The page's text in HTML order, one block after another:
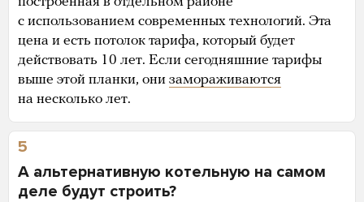
с использованием современных технологий. Эта
цена и есть потолок тарифа, который будет
действовать 10 лет. Если сегодняшние тарифы
выше этой планки, они замораживаются
на несколько лет.
5
А альтернативную котельную на самом
деле будут строить?